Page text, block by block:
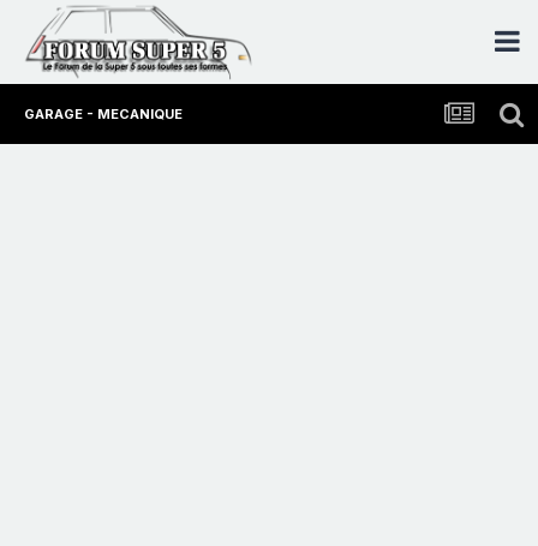
GARAGE - MECANIQUE